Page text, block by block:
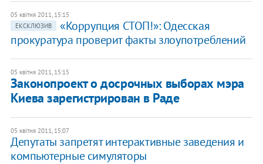
05 квітня 2011, 15:15
ЕКСКЛЮЗИВ
«Коррупция СТОП!»: Одесская
прокуратура проверит факты злоупотреблений
05 квітня 2011, 15:15
Законопроект о досрочных выборах мэра
Киева зарегистрирован в Раде
05 квітня 2011, 15:07
Депутаты запретят интерактивные заведения и
компьютерные симуляторы